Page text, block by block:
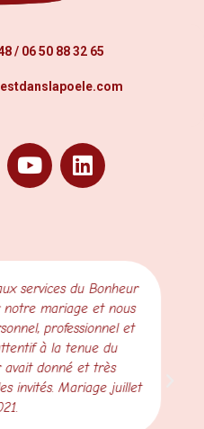
/ 06 50 88 32 65
services du Bonheur
notre mariage et nous
professionnel et
à la tenue du
avait donné et très
invités. Mariage juillet